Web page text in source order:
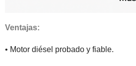
Ventajas:
• Motor diésel probado y fiable.